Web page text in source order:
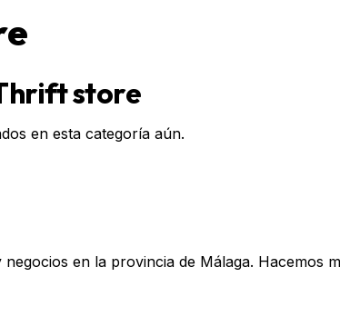
store
en esta categoría aún.
negocios en la provincia de Málaga. Hacemos